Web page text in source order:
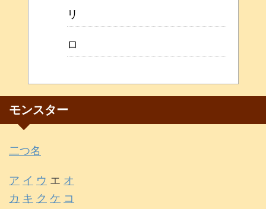
リ
ロ
モンスター
二つ名
ア イ ウ エ オ
カ キ ク ケ コ